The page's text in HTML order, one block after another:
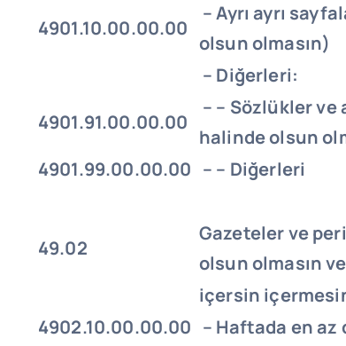
4901.10.00.00.00
– Ayrı ayrı
olsun olmasın)
– Diğerleri:
4901.91.00.00.00
– – Sözlükler
halinde olsun
4901.99.00.00.00 – – Diğerleri
49.02
Gazeteler ve
olsun olmasın
içersin
4902.10.00.00.00 – Haftada en az